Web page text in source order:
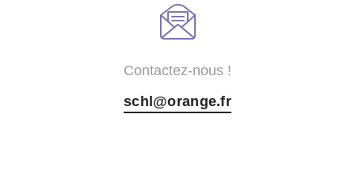
Contactez-nous !
schl@orange.fr